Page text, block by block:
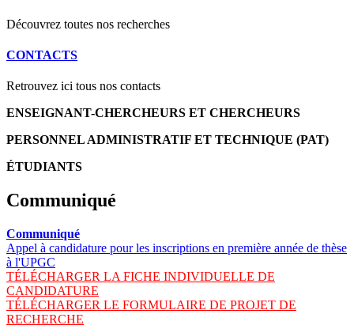
Découvrez toutes nos recherches
CONTACTS
Retrouvez ici tous nos contacts
ENSEIGNANT-CHERCHEURS ET CHERCHEURS
PERSONNEL ADMINISTRATIF ET TECHNIQUE (PAT)
ÉTUDIANTS
Communiqué
Communiqué
Appel à candidature pour les inscriptions en première année de thèse
à l'UPGC
TÉLÉCHARGER LA FICHE INDIVIDUELLE DE
CANDIDATURE
TÉLÉCHARGER LE FORMULAIRE DE PROJET DE
RECHERCHE